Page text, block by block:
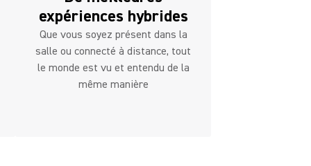
expériences hybrides
Que vous soyez présent dans la
salle ou connecté à distance, tout
le monde est vu et entendu de la
même manière